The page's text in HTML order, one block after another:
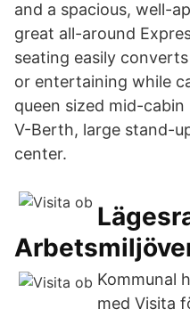
and a spacious, well-
great all-around
seating easily
or entertaining while
queen sized mid-
V-Berth, large stand-
center.
Kommunal
med Visita